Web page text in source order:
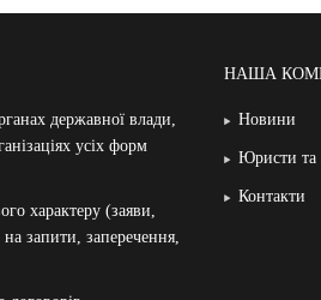
державної влади,
усіх форм
характеру (заяви,
на запити, заперечення,
НАША
Новини
Юристи та
Контакти